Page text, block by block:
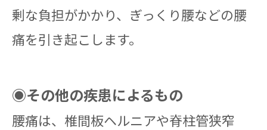
剰な負担がかかり、ぎっくり腰などの腰
痛を引き起こします。
◉その他の疾患によるもの
腰痛は、椎間板ヘルニアや脊柱管狭窄